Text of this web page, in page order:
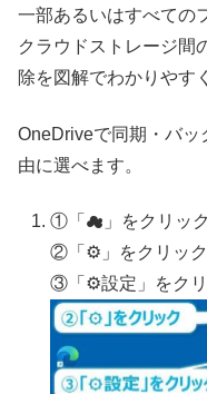
一部あるいはすべての
クラウドストレージ間
除を図解でわかりやす
OneDriveで同期・バッ
由に選べます。
①「☁」をクリック
②「⚙」をクリック
③「⚙設定」をクリ